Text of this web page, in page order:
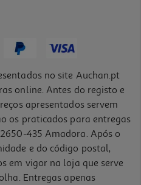
no site Auchan.pt
online. Antes do registo e
apresentados servem
os praticados para entregas
435 Amadora. Após o
e do código postal,
em vigor na loja que serve
Entregas apenas